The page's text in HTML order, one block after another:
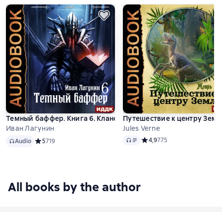
Темный баффер. Книга 6. Клановые войны 2
Иван Лагунин
AudioAudio Средний рейтинг 5 на основе 719 оценок
5719
Путешествие к центру
Jules Verne
Audio Средний рейтинг 4,9 на
4,9775
All books by the author